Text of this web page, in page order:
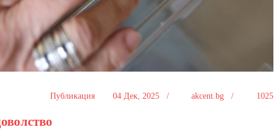
Публикация 04 Дек, 2025 / akcent.bg / 1025